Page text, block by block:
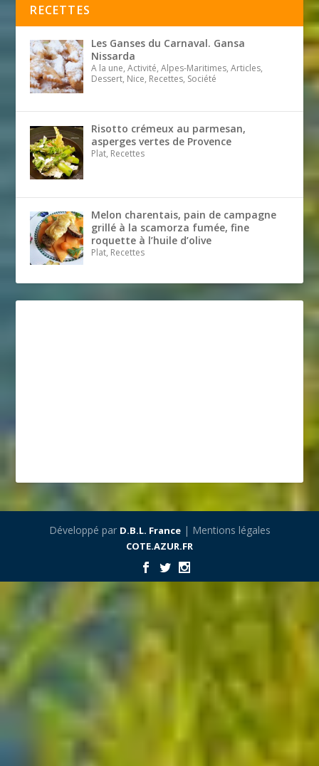
RECETTES
Les Ganses du Carnaval. Gansa
Nissarda
A la une, Activité, Alpes-Maritimes, Articles,
Dessert, Nice, Recettes, Société
Risotto crémeux au parmesan,
asperges vertes de Provence
Plat, Recettes
Melon charentais, pain de campagne
grillé à la scamorza fumée, fine
roquette à l’huile d’olive
Plat, Recettes
Développé par D.B.L. France| Mentions légales
COTE.AZUR.FR